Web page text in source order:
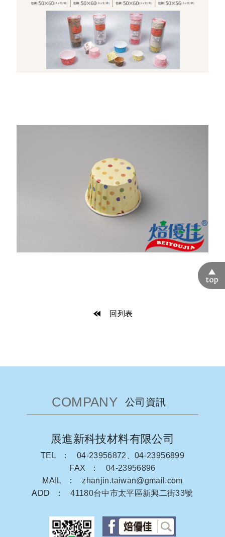
回列表
COMPANY 公司資訊
展進新科技材料有限公司
TEL
04-23956872、04-23956899
FAX
04-23956896
MAIL
zhanjin.taiwan@gmail.com
ADD
41180台中市太平區新興二街33號